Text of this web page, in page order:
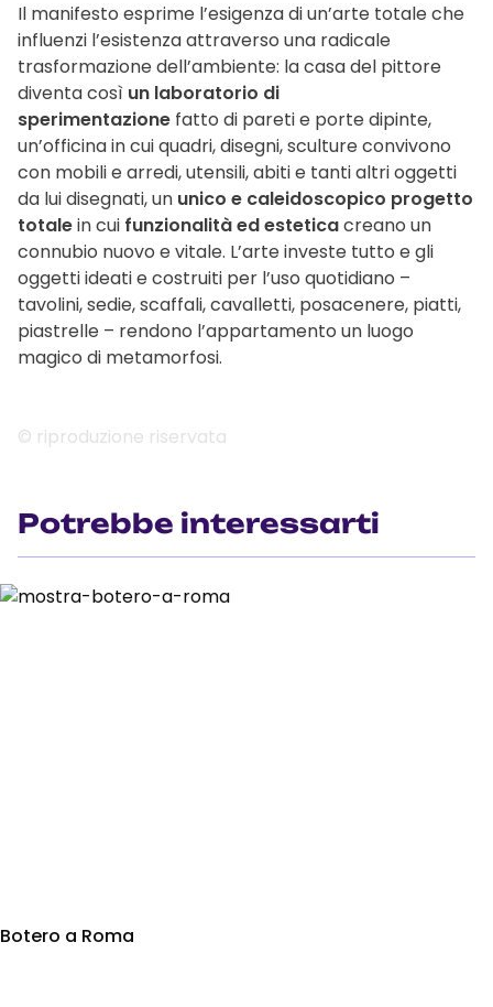
Il manifesto esprime l’esigenza di un’arte totale che
influenzi l’esistenza attraverso una radicale
trasformazione dell’ambiente: la casa del pittore
diventa così un laboratorio di
sperimentazione fatto di pareti e porte dipinte,
un’officina in cui quadri, disegni, sculture convivono
con mobili e arredi, utensili, abiti e tanti altri oggetti
da lui disegnati, un unico e caleidoscopico progetto
totalein cui funzionalità ed esteticacreano un
connubio nuovo e vitale. L’arte investe tutto e gli
oggetti ideati e costruiti per l’uso quotidiano –
tavolini, sedie, scaffali, cavalletti, posacenere, piatti,
piastrelle – rendono l’appartamento un luogo
magico di metamorfosi.
© riproduzione riservata
Potrebbe interessarti
Botero a Roma